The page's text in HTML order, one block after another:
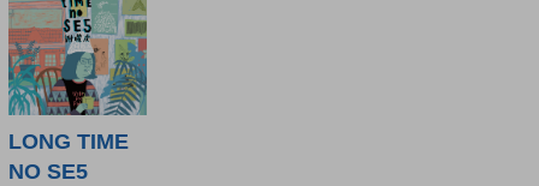
LONG TIME
NO SE5